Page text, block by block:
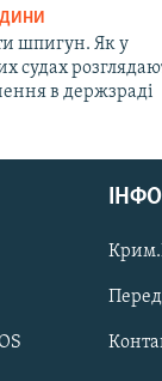
шпигун. Як у
судах
в держзраді
ІНФО